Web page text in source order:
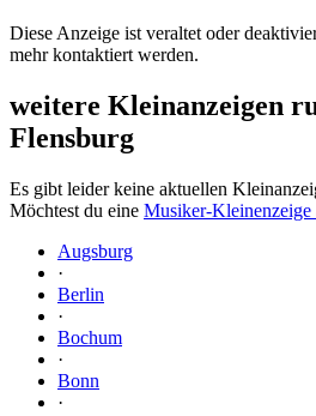
Diese Anzeige ist veraltet oder
mehr kontaktiert werden.
weitere Kleinanzeigen
Flensburg
Es gibt leider keine aktuellen
Möchtest du eine Musiker-Kleinenzeige
Augsburg
·
Berlin
·
Bochum
·
Bonn
·